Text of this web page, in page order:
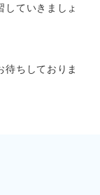
していきましょ
待ちしておりま